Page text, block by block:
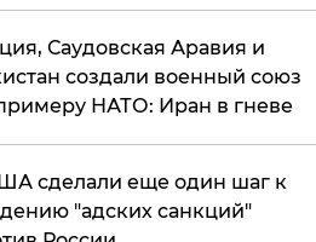
Саудовская Аравия и
создали военный союз
НАТО: Иран в гневе
сделали еще один шаг к
"адских санкций"